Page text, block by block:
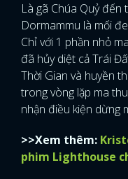
Là gã Chúa Quỷ đến
Dormammu là mối
Chỉ với 1 phần nhỏ
đã hủy diệt cả Trái
Thời Gian và huyền
trong vòng lặp ma
nhận điều kiện dừng
>>Xem thêm:
phim Lighthouse